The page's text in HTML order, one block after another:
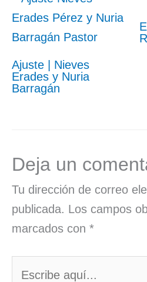
Ajuste | Nieves
Erades y Nuria
Barragán
Deja un
Tu dirección de correo
publicada. Los campos
marcados con *